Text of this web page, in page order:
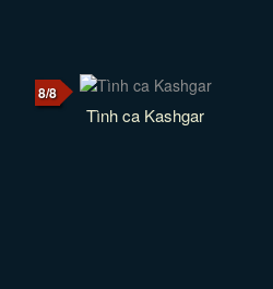
8/8
Tình ca Kashgar